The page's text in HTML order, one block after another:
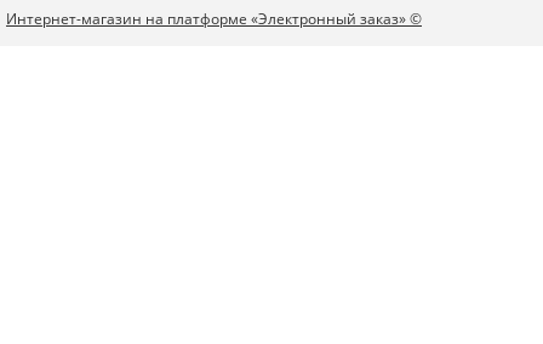
Интернет-магазин на платформе «Электронный заказ» ©